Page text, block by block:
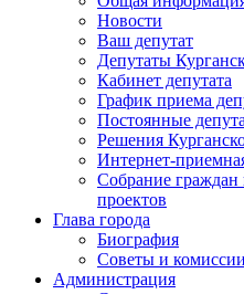
Новости
Ваш депутат
Депутаты
Кабинет депутата
График приема
Постоянные
Решения
Интернет-
Собрание
проектов
Глава города
Биография
Советы и
Администрация